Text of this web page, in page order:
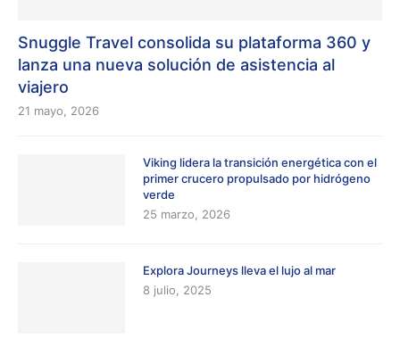
Snuggle Travel consolida su plataforma 360 y
lanza una nueva solución de asistencia al
viajero
21 mayo, 2026
Viking lidera la transición energética con el
primer crucero propulsado por hidrógeno
verde
25 marzo, 2026
Explora Journeys lleva el lujo al mar
8 julio, 2025